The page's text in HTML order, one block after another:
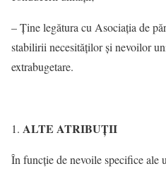
– Ţine legătura cu Asociaţia de
stabilirii necesităţilor şi nevoilor
extrabugetare.
ALTE ATRIBUŢII
În funcţie de nevoile specifice ale